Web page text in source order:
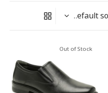
Out of Stock